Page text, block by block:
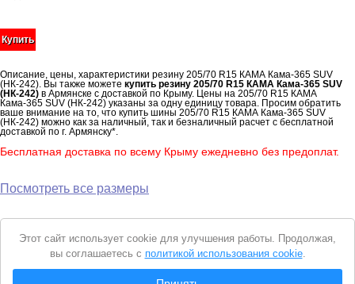
Купить
Описание, цены, характеристики резину 205/70 R15 КАМА Кама-365 SUV
(НК-242). Вы также можете купить резину 205/70 R15 КАМА Кама-365 SUV
(НК-242) в Армянске с доставкой по Крыму. Цены на 205/70 R15 КАМА
Кама-365 SUV (НК-242) указаны за одну единицу товара. Просим обратить
ваше внимание на то, что купить шины 205/70 R15 КАМА Кама-365 SUV
(НК-242) можно как за наличный, так и безналичный расчет с бесплатной
доставкой по г. Армянску*.
Бесплатная доставка по всему Крыму ежедневно без предоплат.
Посмотреть все размеры
Уведомление
cookie
Этот сайт использует cookie для улучшения работы. Продолжая,
вы соглашаетесь с политикой использования cookie.